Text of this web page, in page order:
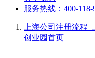
服务热线：400-118-
上海公司注册流程
创业园首页